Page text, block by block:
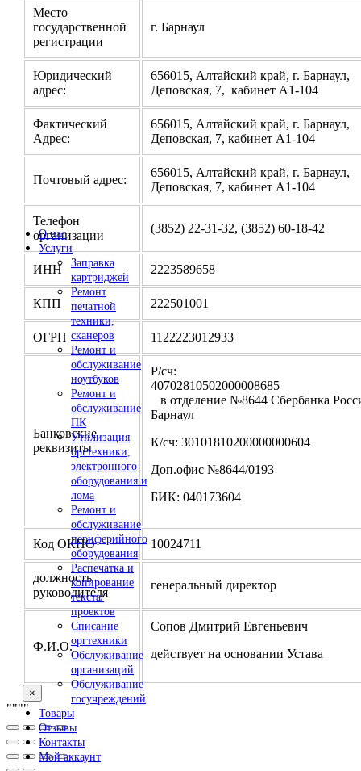
О нас
Услуги
Заправка
картриджей
Ремонт
печатной
техники,
сканеров
Ремонт и
обслуживание
ноутбуков
Ремонт и
обслуживание
ПК
Утилизация
оргтехники,
электронного
оборудования и
лома
Ремонт и
обслуживание
периферийного
оборудования
Распечатка и
копирование
текста/
проектов
Списание
оргтехники
Обслуживание
организаций
Обслуживание
госучреждений
Товары
Отзывы
Контакты
Мой аккаунт
Место
государственной
регистрации
г. Барнаул
Юридический
адрес:
656015, Алтайский край, г. Барнаул,
Деповская, 7, кабинет А1-104
Фактический
Адрес:
656015, Алтайский край, г. Барнаул,
Деповская, 7, кабинет А1-104
Почтовый адрес:
656015, Алтайский край, г. Барнаул,
Деповская, 7, кабинет А1-104
Телефон
организации
(3852) 22-31-32, (3852) 60-18-42
ИНН 2223589658
КПП 222501001
ОГРН 1122223012933
Банковские
реквизиты
Р/сч:
в отделение №8644 Сбербанка
Барнаул
К/сч: 30101810200000000604
Доп.офис №8644/0193
БИК: 040173604
Код ОКПО 10024711
должность
руководителя
генеральный директор
Ф.И.О.
Сопов Дмитрий Евгеньевич
действует на основании Устава
×
""""